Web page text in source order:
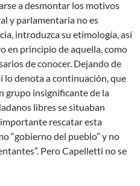
a desmontar los motivos
y parlamentaria no es
introduzca su etimología, así
en principio de aquella, como
de conocer. Dejando de
lo denota a continuación, que
grupo insignificante de la
libres se situaban
rescatar esta
“gobierno del pueblo” y no
Pero Capelletti no se